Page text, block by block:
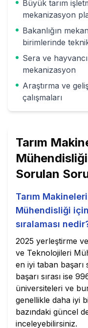
Büyük tarım
mekanizasyon
Bakanlığın
birimlerinde
Sera ve
mekanizasyon
Araştırma ve
çalışmaları
Tarım
Mühendisliği
Sorulan
Tarım
Mühendisliği
sıralaması
2025 yerleştirme
ve Teknolojileri
en iyi taban başarı
başarı sırası ise
üniversiteleri ve
genellikle daha iyi
bazındaki güncel
inceleyebilirsiniz.